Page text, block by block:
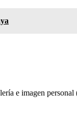
e imagen